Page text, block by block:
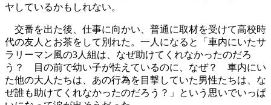
ヤしているかもしれない。
交番を出た後、仕事に向かい、普通に取材を受けて高校時
代の友人とお茶をして別れた。一人になると「車内にいたサ
ラリーマン風の3人組は、なぜ助けてくれなかったのだろ
う？ 目の前で幼い子が怯えているのに、なぜ？ 車内にい
た他の大人たちは、あの行為を目撃していた男性たちは、な
ぜ誰も助けてくれなかったのだろう？」という思いでいっぱ